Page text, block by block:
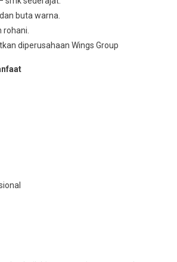
buta warna.
diperusahaan Wings Group